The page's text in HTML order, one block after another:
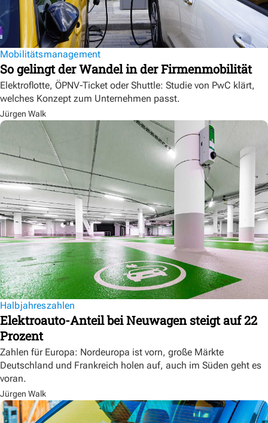
Mobilitätsmanagement
So gelingt der Wandel in der Firmenmobilität
Elektroflotte, ÖPNV-Ticket oder Shuttle: Studie von PwC klärt,
welches Konzept zum Unternehmen passt.
Jürgen Walk
Halbjahreszahlen
Elektroauto-Anteil bei Neuwagen steigt auf 22
Prozent
Zahlen für Europa: Nordeuropa ist vorn, große Märkte
Deutschland und Frankreich holen auf, auch im Süden geht es
voran.
Jürgen Walk